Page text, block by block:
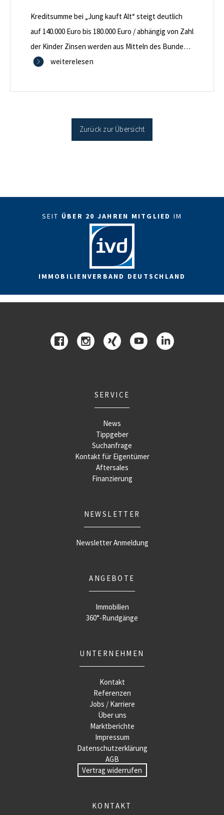
Kreditsumme bei „Jung kauft Alt“ steigt deutlich
auf 140.000 Euro bis 180.000 Euro / abhängig von Zahl
der Kinder Zinsen werden aus Mitteln des Bundes
verbilligt: Heutiger Zins bei 0,53 Prozent effektiv bei
Antragstellende verpflichten sich zu energetischer
Sanierung in Einzelmaßnahmen […]
weiterelesen
Zurück zur Übersicht
SEIT ÜBER 20 JAHREN MITGLIED IM
IMMOBILIENVERBAND DEUTSCHLAND
SERVICE
News
Tippgeber
Suchanfrage
Kontakt für Eigentümer
Aftersales
Finanzierung
NEWSLETTER
Newsletter Anmeldung
ANGEBOTE
Immobilien
360°-Rundgänge
UNTERNEHMEN
Kontakt
Referenzen
Jobs / Karriere
Über uns
Marktberichte
Impressum
Datenschutzerklärung
AGB
Vertrag widerrufen
KONTAKT